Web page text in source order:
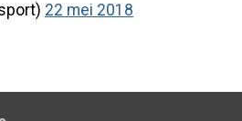
22 mei 2018